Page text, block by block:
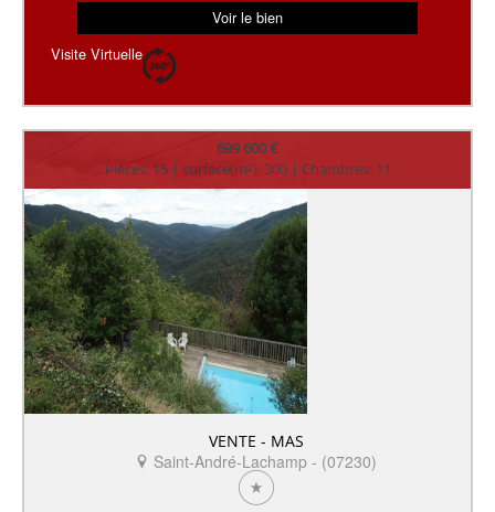
Voir le bien
Visite Virtuelle
699 600 €
Pièces: 15 | surface(m²): 300 | Chambres: 11
VENTE - MAS
Saint-André-Lachamp - (07230)